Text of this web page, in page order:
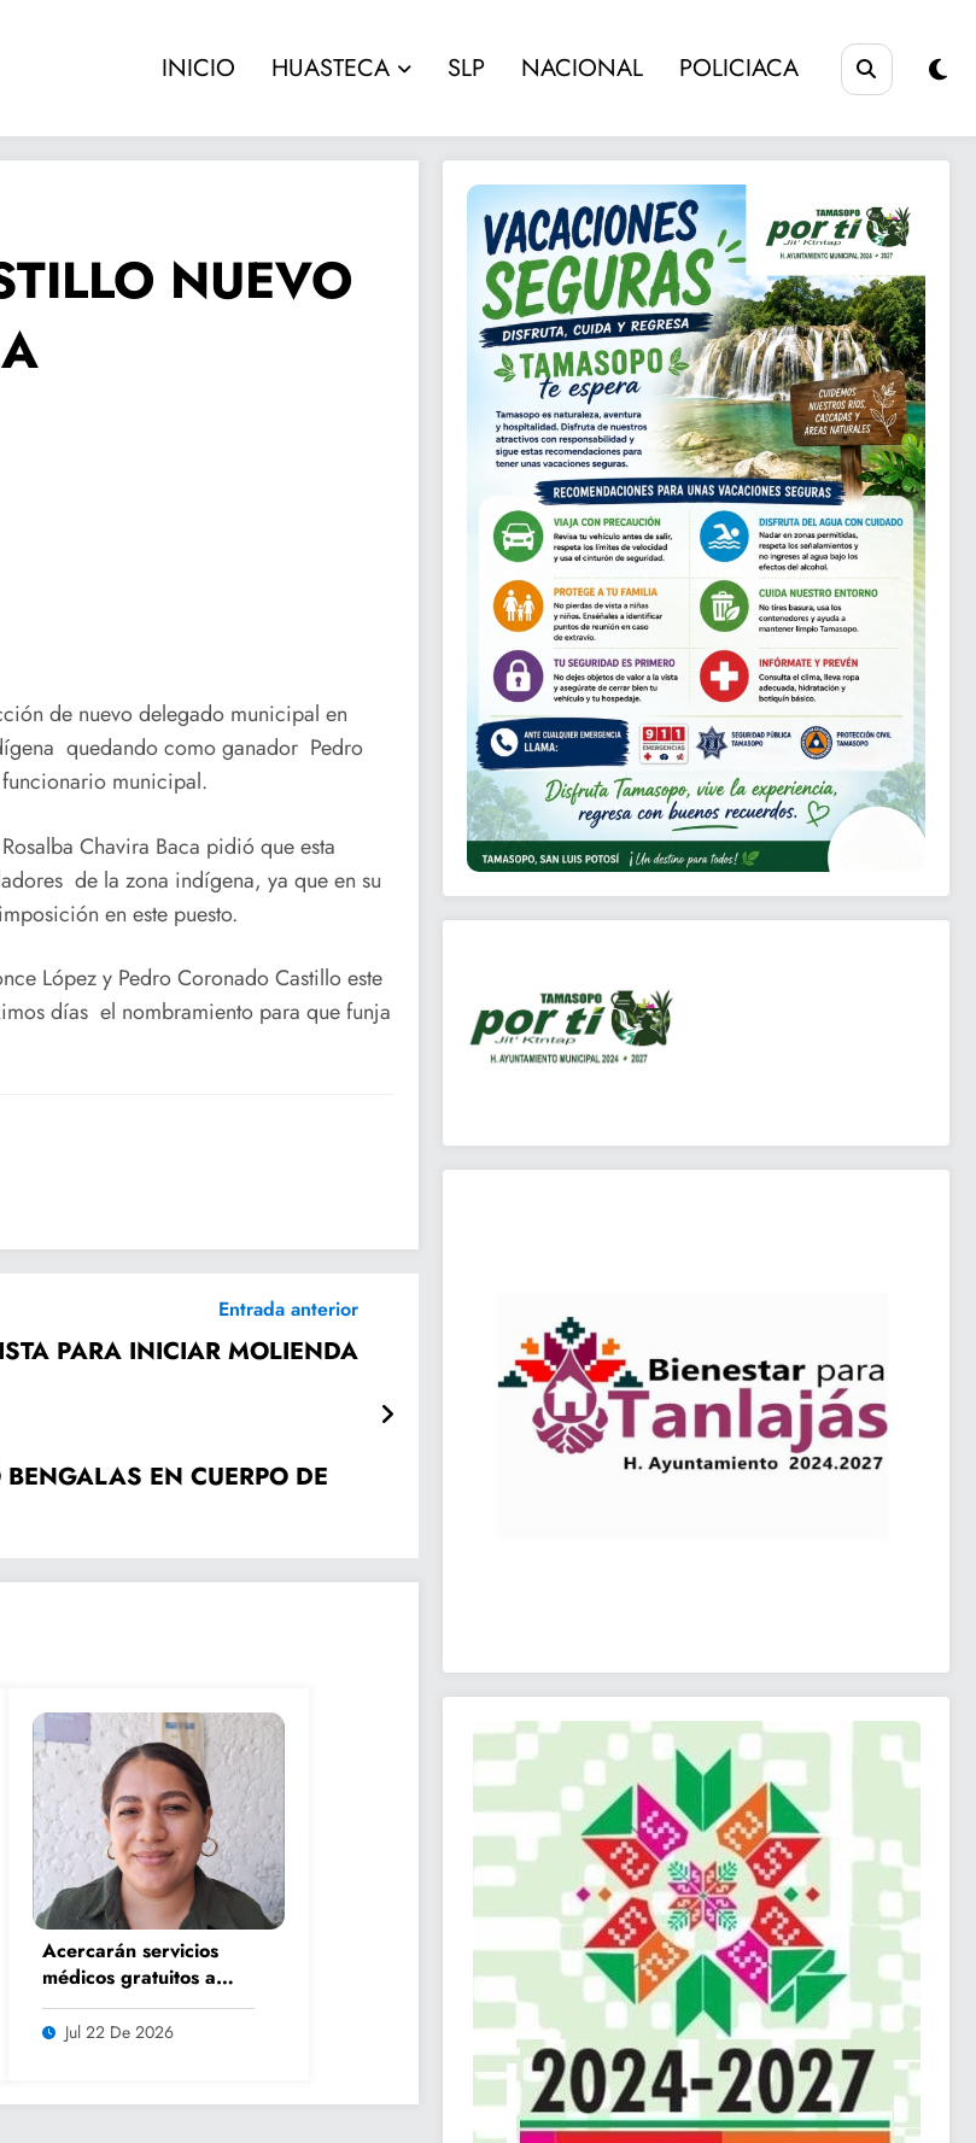
INICIO HUASTECA SLP NACIONAL POLICIACA
NUEVO
de nuevo delegado municipal en
quedando como ganador Pedro
municipal.
Chavira Baca pidió que esta
de la zona indígena, ya que en su
en este puesto.
López y Pedro Coronado Castillo este
días el nombramiento para que funja
Entrada anterior
PARA INICIAR MOLIENDA
EN CUERPO DE
Acercarán servicios
médicos gratuitos a
comunidades con
Caravana de Salud
Jul 22 De 2026